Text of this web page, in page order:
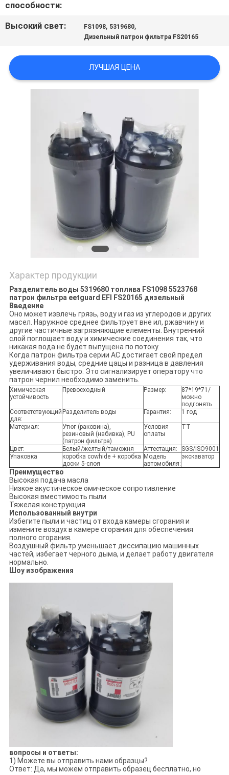
КАРТА
PRIVACY
POLICY
способности:
Высокий свет: FS1098, 5319680,
Дизельный патрон фильтра FS20165
ЛУЧШАЯ ЦЕНА
Характер продукции
Разделитель воды 5319680 топлива FS1098 5523768
патрон фильтра eetguard EFI FS20165 дизельный
Введение
Оно может извлечь грязь, воду и газ из углеродов и других
масел. Наружное среднее фильтрует вне ил, ржавчину и
другие частичные загрязняющие елементы. Внутренний
слой поглощает воду и химические соединения так, что
никакая вода не будет выпущена по потоку.
Когда патрон фильтра серии AC достигает свой предел
удерживания воды, средние цацы и разница в давления
увеличивают быстро. Это сигнализирует оператору что
патрон чернил необходимо заменить.
Химическая
устойчивость
Превосходный Размер:
87*19*71/
можно
подгонять
Соответствующий
для:
Разделитель воды Гарантия: 1 год
Материал:
Утюг (раковина),
резиновый (набивка), PU
(патрон фильтра)
Условия
оплаты
TT
Цвет: Белый/желтый/таможня Аттестация:
SGS/ISO9001
Упаковка
коробка cowhide + коробка
доски 5-слоя
Модель
автомобиля:
экскаватор
Преимущество
Высокая подача масла
Низкое акустическое омическое сопротивление
Высокая вместимость пыли
Тяжелая конструкция
Использованный внутри
Избегите пыли и частиц от входа камеры сгорания и
измените воздух в камере сгорания для обеспечения
полного сгорания.
Воздушный фильтр уменьшает диссипацию машинных
частей, избегает черного дыма, и делает работу двигателя
нормально.
Шоу изображения
вопросы и ответы:
1) Можете вы отправить нами образцы?
Ответ: Да, мы можем отправить образец бесплатно, но